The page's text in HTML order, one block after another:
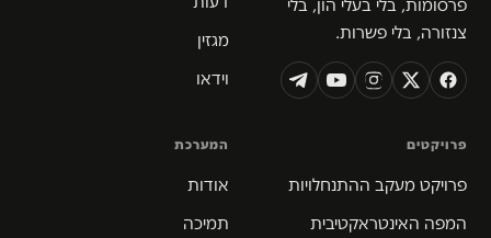
פרסומות, בלי בעלי הון, בלי
צנזורה, בלי פשרות.
מגזין
וידאו
פרויקטים
פרויקט מעקב ההתנחלויות
המפה האינטראקטיבית
המערכת
אודות
תמיכה